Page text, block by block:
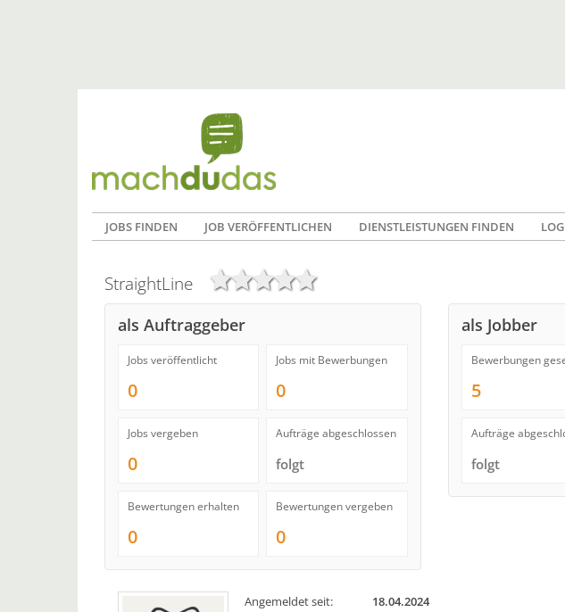
JOBS FINDEN JOB VERÖFFENTLICHEN DIENSTLEISTUNGEN FINDEN
StraightLine
als Auftraggeber
Jobs veröffentlicht
0
Jobs mit Bewerbungen
0
Jobs vergeben
0
Aufträge abgeschlossen
folgt
Bewertungen erhalten
0
Bewertungen vergeben
0
als Jobber
Bewerbungen
5
Aufträge
folgt
Angemeldet seit:
18.04.2024